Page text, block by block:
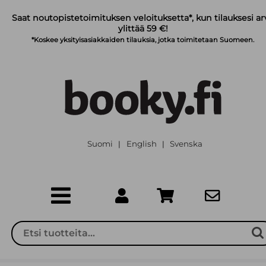
Saat noutopistetoimituksen veloituksetta*, kun tilauksesi
ylittää 59 €!
*Koskee yksityisasiakkaiden tilauksia, jotka toimitetaan Suomeen.
Suomi | English | Svenska